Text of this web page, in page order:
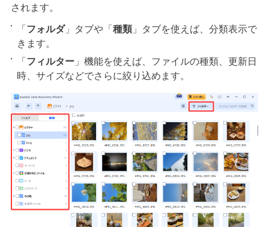
されます。
「フォルダ」タブや「種類」タブを使えば、分類表示で
きます。
「フィルター」機能を使えば、ファイルの種類、更新日
時、サイズなどでさらに絞り込めます。